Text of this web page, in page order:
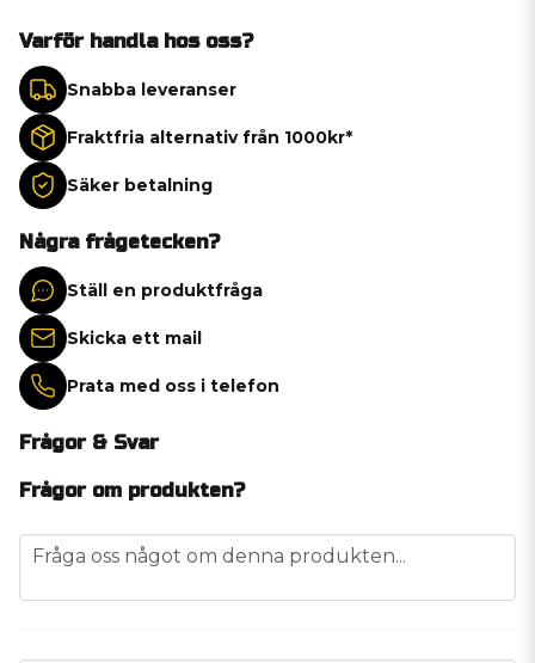
Varför handla hos oss?
Snabba leveranser
Fraktfria alternativ från 1000kr*
Säker betalning
Några frågetecken?
Ställ en produktfråga
Skicka ett mail
Prata med oss i telefon
Frågor & Svar
Frågor om produkten?
question
Fråga oss något om denna produkten...